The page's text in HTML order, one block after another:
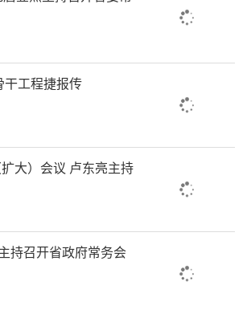
支持争取的30万元水渠整修项
农田，村民满意度大幅提升。
党建工作新的广阔空间和重要
三新”领域点多面广、流动
党组织设置作为重中之重，促
作覆盖不断延伸。在阳泉市，
已推动新业态互联网、快递、
运输4个行业党委共组建基层党
织覆盖率达到89.69%。
与行业发展同频共振，
干工程捷报传
大）会议 卢东亮主持
持召开省政府常务会